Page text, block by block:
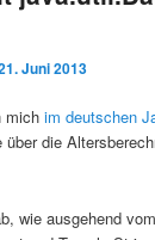
Juni 2013
mich im deutschen
die
wie ausgehend